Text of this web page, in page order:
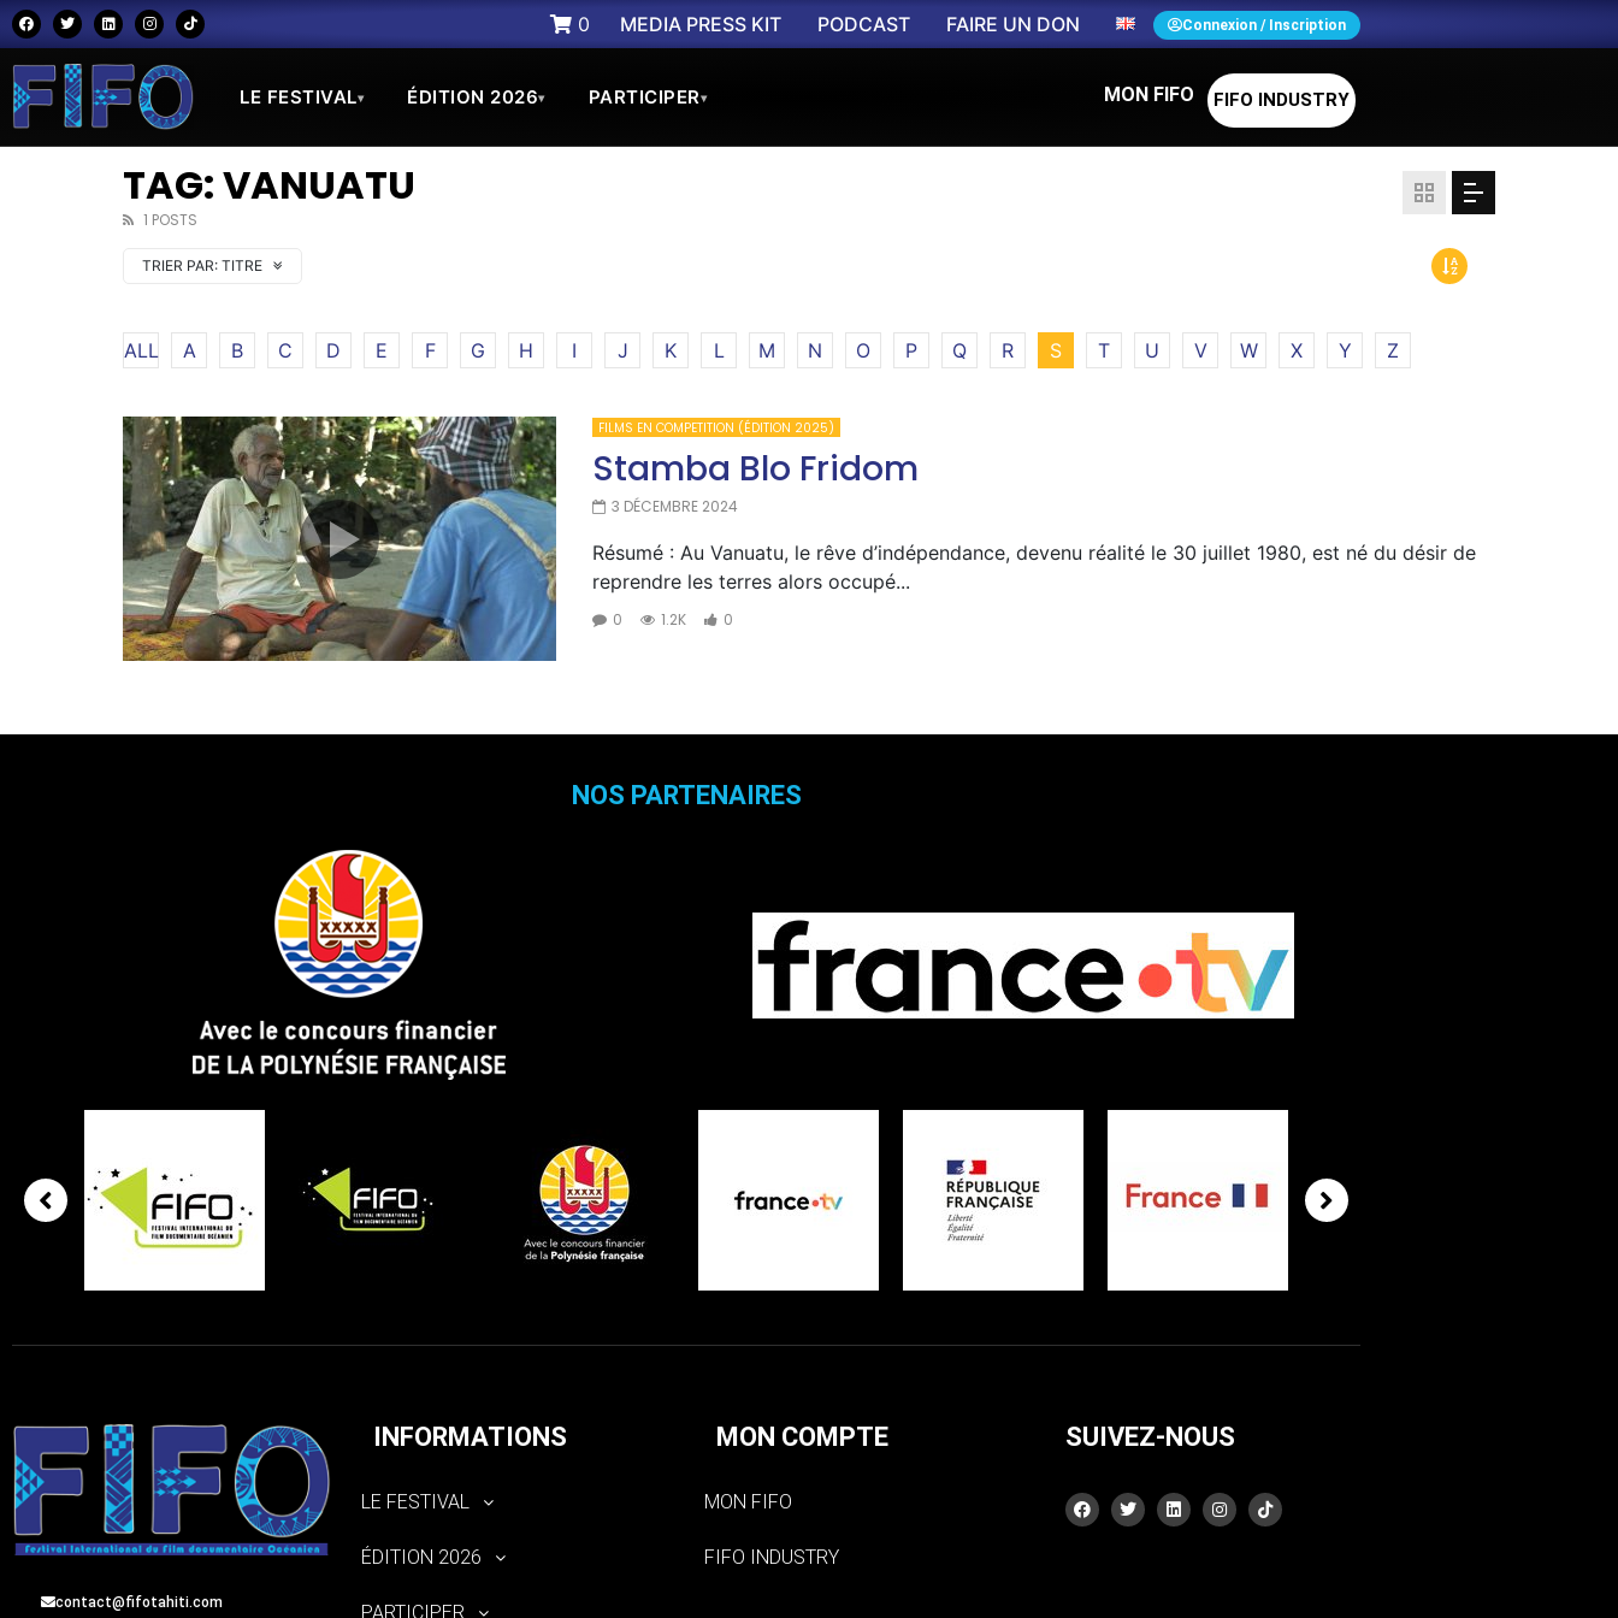
0 MEDIA PRESS KIT PODCAST FAIRE UN DON Connexion / Inscription
LE FESTIVAL▾ ÉDITION 2026▾ PARTICIPER▾ MON FIFO FIFO INDUSTRY
TAG: VANUATU
1 POSTS
TRIER PAR: TITRE
ALL A B C D E F G H I J K L M N O P Q R S T U V W X Y Z
FILMS EN COMPETITION (ÉDITION 2025)
Stamba Blo Fridom
3 DÉCEMBRE 2024
Résumé : Au Vanuatu, le rêve d’indépendance, devenu réalité le 30 juillet 1980, est né du désir de
reprendre les terres alors occupé...
0 1.2K 0
NOS PARTENAIRES
contact@fifotahiti.com
INFORMATIONS
LE FESTIVAL
ÉDITION 2026
PARTICIPER
MON COMPTE
MON FIFO
FIFO INDUSTRY
SUIVEZ-NOUS